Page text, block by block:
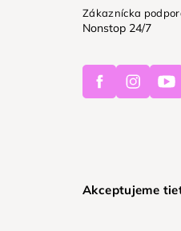
Zákaznícka
Nonstop 24/7
FacebookInstagram
Akceptujeme